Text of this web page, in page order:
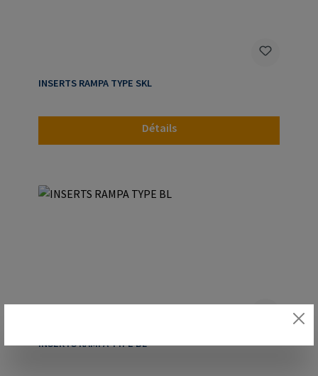
INSERTS RAMPA TYPE SKL
Détails
INSERTS RAMPA TYPE BL